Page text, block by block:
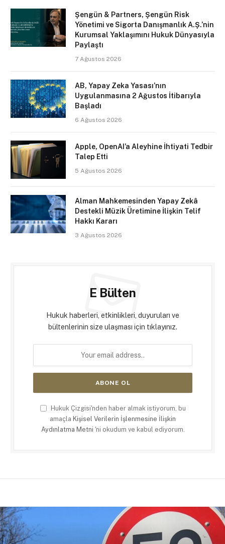
Şengün & Partners, Şengün Risk
Yönetimi ve Sigorta Danışmanlık A.Ş.’nin
Kurumsal Yaklaşımını Hukuk Dünyasıyla
Paylaştı
7 Ağustos 2026
AB, Yapay Zeka Yasası’nın
Uygulanmasına 2 Ağustos İtibarıyla
Başladı
6 Ağustos 2026
Apple, OpenAI’a Aleyhine İhtiyati Tedbir
Talep Etti
5 Ağustos 2026
Alman Mahkemesinden Yapay Zekâ
Destekli Müzik Üretimine İlişkin Telif
Hakkı Kararı
3 Ağustos 2026
E Bülten
Hukuk haberleri, etkinlikleri, duyuruları ve
bültenlerinin size ulaşması için tıklayınız.
Hukuk Çizgisi'nden haber almak istiyorum, bu
amaçla Kişisel Verilerin İşlenmesine İlişkin
Aydınlatma Metni 'ni okudum ve kabul ediyorum.